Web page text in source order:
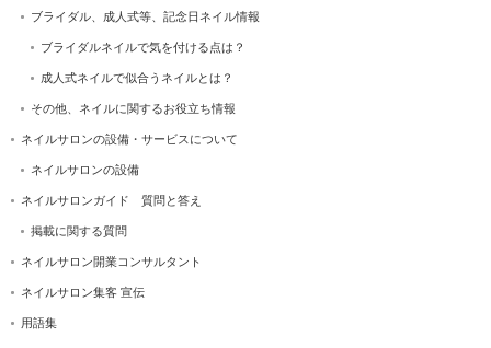
ブライダル、成人式等、記念日ネイル情報
ブライダルネイルで気を付ける点は？
成人式ネイルで似合うネイルとは？
その他、ネイルに関するお役立ち情報
ネイルサロンの設備・サービスについて
ネイルサロンの設備
ネイルサロンガイド 質問と答え
掲載に関する質問
ネイルサロン開業コンサルタント
ネイルサロン集客 宣伝
用語集